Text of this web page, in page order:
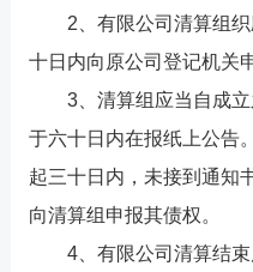
2、有限公司清算组
十日内向原公司登记机关
3、清算组应当自成
于六十日内在报纸上公告
起三十日内，未接到通知
向清算组申报其债权。
4、有限公司清算结